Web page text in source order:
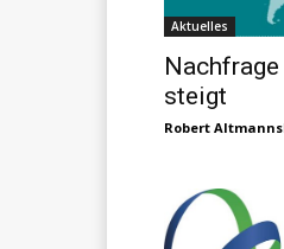
Aktuelles
steigt
Robert